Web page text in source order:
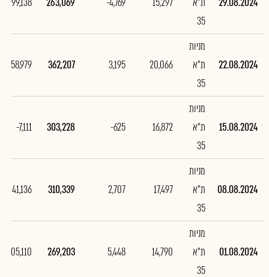
35
22.08.2024
מניות
ת"א
35
20,066
3,195
362,207
58,979
15.08.2024
מניות
ת"א
35
16,872
-625
303,228
-7,111
08.08.2024
מניות
ת"א
35
17,497
2,707
310,339
41,136
01.08.2024
מניות
ת"א
35
14,790
5,448
269,203
105,110